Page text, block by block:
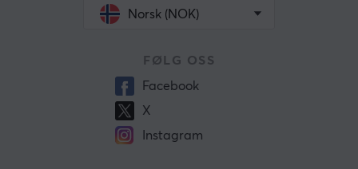
Norsk (NOK)
FØLG OSS
Facebook
X
Instagram